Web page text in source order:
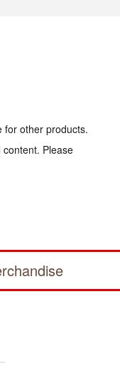
for other products.
Please